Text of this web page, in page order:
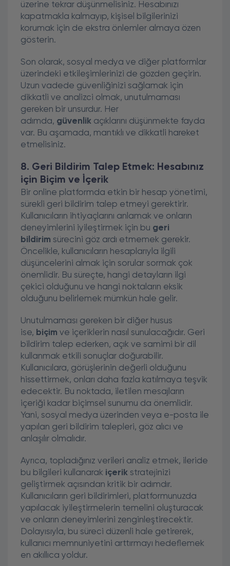
üzerine tekrar düşünmelisiniz. Hesabınızı
kapatmakla kalmayıp, kişisel bilgilerinizi
korumak için de ekstra önlemler almaya özen
gösterin.
Son olarak, sosyal medya ve diğer platformlar
üzerindeki etkileşimlerinizi de gözden geçirin.
Uzun vadede güvenliğinizi sağlamak için
dikkatli ve analizci olmak, unutulmaması
gereken bir unsurdur. Her
adımda, güvenlik açıklarını düşünmekte fayda
var. Bu aşamada, mantıklı ve dikkatli hareket
etmelisiniz.
8. Geri Bildirim Talep Etmek: Hesabınız
için Biçim ve İçerik
Bir online platformda etkin bir hesap yönetimi,
sürekli geri bildirim talep etmeyi gerektirir.
Kullanıcıların ihtiyaçlarını anlamak ve onların
deneyimlerini iyileştirmek için bu geri
bildirim sürecini göz ardı etmemek gerekir.
Öncelikle, kullanıcıların hesaplarıyla ilgili
düşüncelerini almak için sorular sormak çok
önemlidir. Bu süreçte, hangi detayların ilgi
çekici olduğunu ve hangi noktaların eksik
olduğunu belirlemek mümkün hale gelir.
Unutulmaması gereken bir diğer husus
ise, biçim ve içeriklerin nasıl sunulacağıdır. Geri
bildirim talep ederken, açık ve samimi bir dil
kullanmak etkili sonuçlar doğurabilir.
Kullanıcılara, görüşlerinin değerli olduğunu
hissettirmek, onları daha fazla katılmaya teşvik
edecektir. Bu noktada, iletilen mesajların
içeriği kadar biçimsel sunumu da önemlidir.
Yani, sosyal medya üzerinden veya e-posta ile
yapılan geri bildirim talepleri, göz alıcı ve
anlaşılır olmalıdır.
Ayrıca, topladığınız verileri analiz etmek, ileride
bu bilgileri kullanarak içerik stratejinizi
geliştirmek açısından kritik bir adımdır.
Kullanıcıların geri bildirimleri, platformunuzda
yapılacak iyileştirmelerin temelini oluşturacak
ve onların deneyimlerini zenginleştirecektir.
Dolayısıyla, bu süreci düzenli hale getirerek,
kullanıcı memnuniyetini arttırmayı hedeflemek
en akıllıca yoldur.